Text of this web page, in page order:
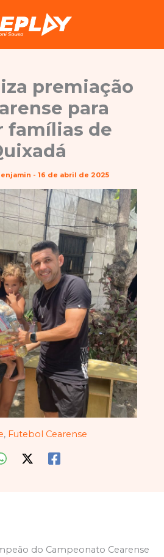
premiação
para
famílias de
- 16 de abril de 2025
, Futebol Cearense
do Campeonato Cearense